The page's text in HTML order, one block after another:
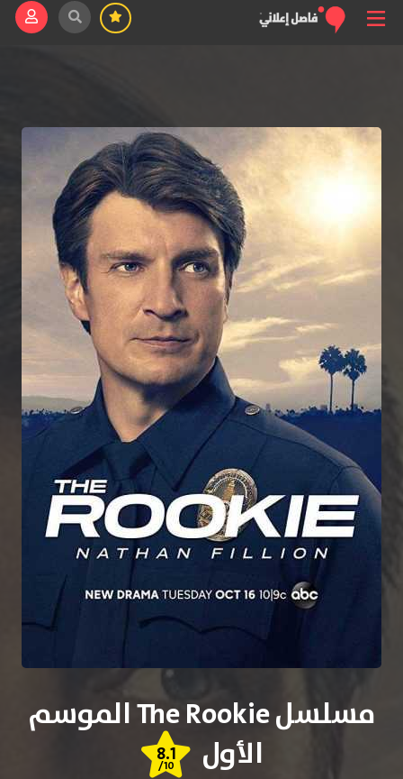
مسلسل The Rookie الموسم
الأول
8.1
/10